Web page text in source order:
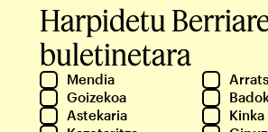
Harpidetu
buletinetara
Mendia
Goizekoa
Astekaria
Kinka